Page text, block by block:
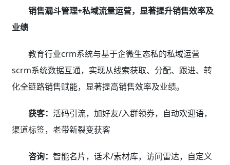
销售漏斗管理+私域流量运营，显著提升销售效率及
业绩
教育行业crm系统与基于企微生态私的私域运营
scrm系统数据互通，实现从线索获取、分配、跟进、转
化全链路销售赋能，显著提高销售效率及业绩。
获客： 活码引流，加好友/入群领券，自动欢迎语，
渠道标签，老带新裂变获客
咨询： 智能名片，话术/素材库，访问雷达，自定义